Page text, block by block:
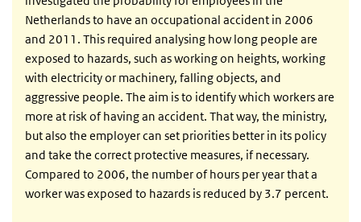
Netherlands to have an occupational accident in 2006
and 2011. This required analysing how long people are
exposed to hazards, such as working on heights, working
with electricity or machinery, falling objects, and
aggressive people. The aim is to identify which workers are
more at risk of having an accident. That way, the ministry,
but also the employer can set priorities better in its policy
and take the correct protective measures, if necessary.
Compared to 2006, the number of hours per year that a
worker was exposed to hazards is reduced by 3.7 percent.